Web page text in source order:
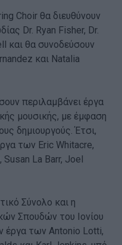
Choir θα διευθύνουν
Dr. Ryan Fisher, Dr.
και θα συνοδεύσουν
και Natalia
περιλαμβάνει έργα
μουσικής, με έμφαση
δημιουργούς. Έτσι,
των Eric Whitacre,
Susan La Barr, Joel
Σύνολο και η
Σπουδών του Ιονίου
έργα των Antonio Lotti,